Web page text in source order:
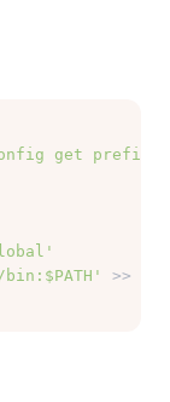
get prefix)/
>>